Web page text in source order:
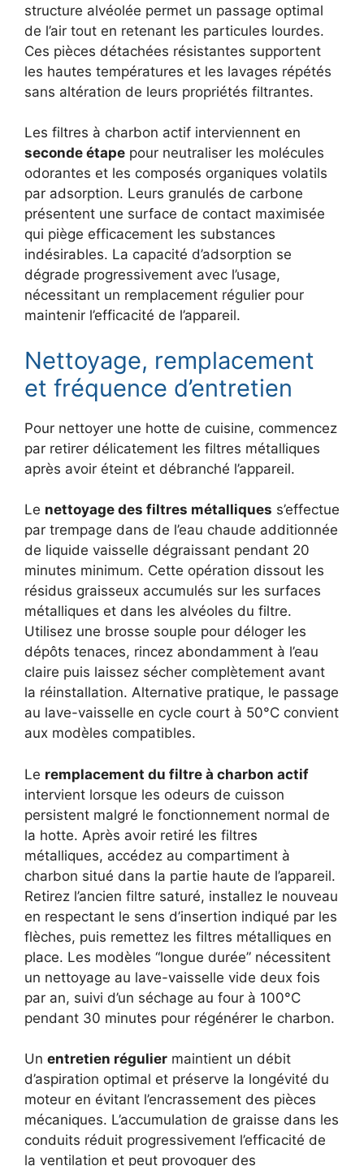
structure alvéolée permet un passage optimal
de l’air tout en retenant les particules lourdes.
Ces pièces détachées résistantes supportent
les hautes températures et les lavages répétés
sans altération de leurs propriétés filtrantes.
Les filtres à charbon actif interviennent en
seconde étape pour neutraliser les molécules
odorantes et les composés organiques volatils
par adsorption. Leurs granulés de carbone
présentent une surface de contact maximisée
qui piège efficacement les substances
indésirables. La capacité d’adsorption se
dégrade progressivement avec l’usage,
nécessitant un remplacement régulier pour
maintenir l’efficacité de l’appareil.
Nettoyage, remplacement
et fréquence d’entretien
Pour nettoyer une hotte de cuisine, commencez
par retirer délicatement les filtres métalliques
après avoir éteint et débranché l’appareil.
Le nettoyage des filtres métalliques s’effectue
par trempage dans de l’eau chaude additionnée
de liquide vaisselle dégraissant pendant 20
minutes minimum. Cette opération dissout les
résidus graisseux accumulés sur les surfaces
métalliques et dans les alvéoles du filtre.
Utilisez une brosse souple pour déloger les
dépôts tenaces, rincez abondamment à l’eau
claire puis laissez sécher complètement avant
la réinstallation. Alternative pratique, le passage
au lave-vaisselle en cycle court à 50°C convient
aux modèles compatibles.
Le remplacement du filtre à charbon actif
intervient lorsque les odeurs de cuisson
persistent malgré le fonctionnement normal de
la hotte. Après avoir retiré les filtres
métalliques, accédez au compartiment à
charbon situé dans la partie haute de l’appareil.
Retirez l’ancien filtre saturé, installez le nouveau
en respectant le sens d’insertion indiqué par les
flèches, puis remettez les filtres métalliques en
place. Les modèles “longue durée” nécessitent
un nettoyage au lave-vaisselle vide deux fois
par an, suivi d’un séchage au four à 100°C
pendant 30 minutes pour régénérer le charbon.
Un entretien régulier maintient un débit
d’aspiration optimal et préserve la longévité du
moteur en évitant l’encrassement des pièces
mécaniques. L’accumulation de graisse dans les
conduits réduit progressivement l’efficacité de
la ventilation et peut provoquer des